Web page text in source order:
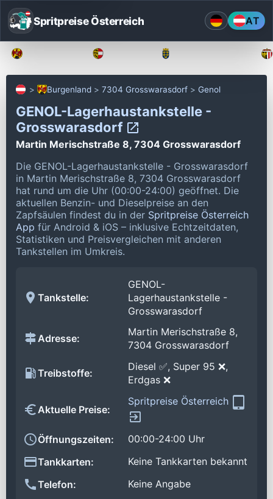
Spritpreise Österreich AT
Burgenland 7304 Grosswarasdorf Genol
GENOL-Lagerhaustankstelle -
Grosswarasdorf
Martin Merischstraße 8, 7304 Grosswarasdorf
Die GENOL-Lagerhaustankstelle - Grosswarasdorf
in Martin Merischstraße 8, 7304 Grosswarasdorf
hat rund um die Uhr (00:00-24:00) geöffnet. Die
aktuellen Benzin- und Dieselpreise an den
Zapfsäulen findest du in der Spritpreise Österreich
App für Android & iOS – inklusive Echtzeitdaten,
Statistiken und Preisvergleichen mit anderen
Tankstellen im Umkreis.
Tankstelle:
GENOL-
Lagerhaustankstelle -
Grosswarasdorf
Adresse:
Martin Merischstraße 8,
7304 Grosswarasdorf
Treibstoffe:
Diesel ✅, Super 95 ❌,
Erdgas ❌
Aktuelle Preise:
Spritpreise Österreich
Öffnungszeiten:
00:00-24:00 Uhr
Tankkarten:
Keine Tankkarten bekannt
Telefon:
Keine Angabe